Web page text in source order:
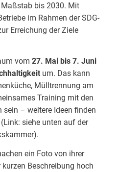
bis 2030. Mit
im Rahmen der SDG-
Erreichung der Ziele
vom 27. Mai bis 7. Juni
um. Das kann
Mülltrennung am
Training mit den
sein – weitere Ideen finden
siehe unten auf der
ein Foto von ihrer
Beschreibung hoch